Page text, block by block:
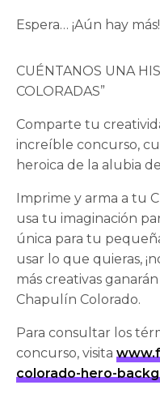
Espera… ¡Aún hay más!
CUÉNTANOS UNA
COLORADAS”
Comparte tu
increíble concurso,
heroica de la alubia
Imprime y arma a tu
usa tu imaginación
única para tu
usar lo que quieras,
más creativas
Chapulín Colorado.
Para consultar los
concurso, visita
colorado-hero-